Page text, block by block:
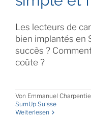
Les lecteurs de
bien implantés en
succès ?
coûte ?
Von Emmanuel
SumUp Suisse
Weiterlesen